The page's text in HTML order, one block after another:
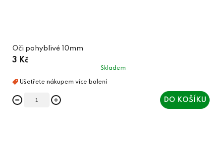
Oči pohyblivé 10mm
3 Kč
Skladem
DO KOŠÍKU